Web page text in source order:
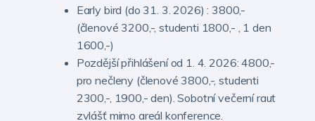
Early bird (do 31. 3. 2026) : 3800,-
(členové 3200,-, studenti 1800,- , 1 den
1600,-)
Pozdější přihlášení od 1. 4. 2026: 4800,-
pro nečleny (členové 3800,-, studenti
2300,-, 1900,- den). Sobotní večerní raut
zvlášť mimo areál konference.